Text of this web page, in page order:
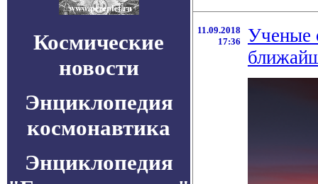
Космические
новости
Энциклопедия
космонавтика
Энциклопедия
11.09.2018
17:36
Ученые